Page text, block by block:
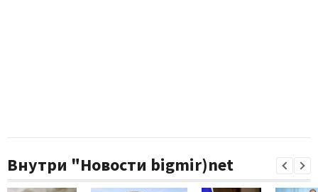
Внутри "Новости bigmir)net